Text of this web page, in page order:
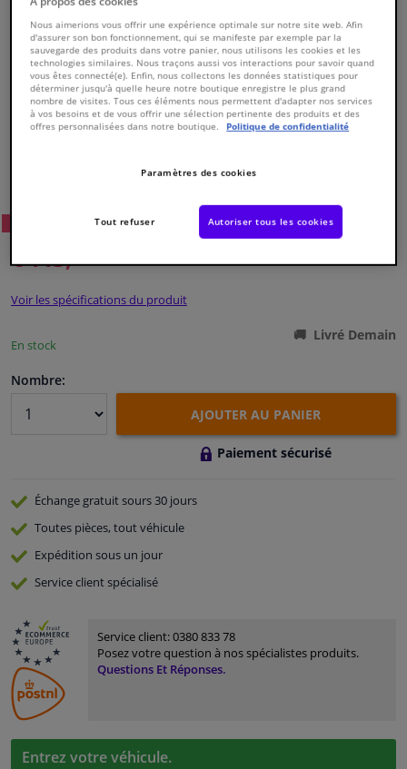
Fenêtres & accessoires
Intérieur & ameublement
Nettoyage & protection
Camping-car, moto & vélo
0178707
826742
Prix conseillé: € 158,
€ 113,
Voir les spécifications du produit
En stock
Livré Demain
Nombre:
AJOUTER AU PANIER
Paiement sécurisé
Échange gratuitsours 30 jours
Toutes pièces, tout véhicule
Expédition sous un jour
Serviceclient spécialisé
Service client:0380 833 78
Posez votre question à nos spécialistes produits.
Questions Et Réponses.
Entrez votre véhicule.
Nous aimerions vous offrir une expérience optimale sur notre site web. Afin
d'assurer son bon fonctionnement, qui se manifeste par exemple par la
sauvegarde des produits dans votre panier, nous utilisons les cookies et les
technologies similaires. Nous traçons aussi vos interactions pour savoir quand
vous êtes connecté(e). Enfin, nous collectons les données statistiques pour
déterminer jusqu'à quelle heure notre boutique enregistre le plus grand
nombre de visites. Tous ces éléments nous permettent d'adapter nos services
à vos besoins et de vous offrir une sélection pertinente des produits et des
offres personnalisées dans notre boutique.
Politique de confidentialité
Paramètres des cookies
Tout refuser Autoriser tous les cookies